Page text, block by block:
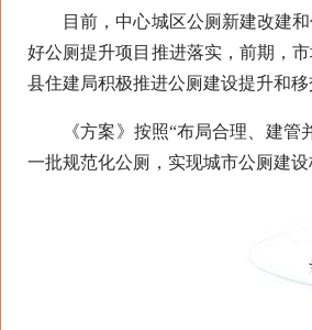
目前，中心城区公厕新建改建和
好公厕提升项目推进落实，前期，
县住建局积极推进公厕建设提升和
《方案》按照“布局合理、建管并
一批规范化公厕，实现城市公厕建